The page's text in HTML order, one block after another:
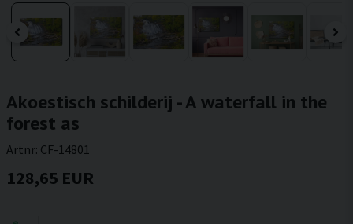
Akoestisch schilderij - A waterfall in the
forest as
Artnr: CF-14801
128,65 EUR